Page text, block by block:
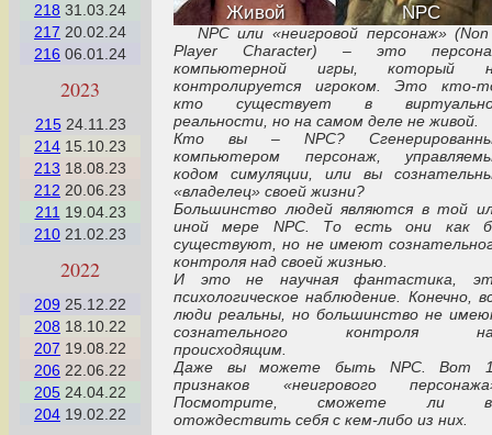
218 31.03.24
217 20.02.24
216 06.01.24
2023
21524.11.23
214 15.10.23
213 18.08.23
212 20.06.23
211 19.04.23
210 21.02.23
2022
209 25.12.22
208 18.10.22
207 19.08.22
206 22.06.22
205 24.04.22
204 19.02.22
Живой NPC
NPC или «неигровой персонаж»
Player Character) – это
компьютерной игры, который
контролируется игроком. Это кто-
кто существует в
реальности, но на самом деле не живой.
Кто вы – NPC?
компьютером персонаж,
кодом симуляции, или вы
«владелец» своей жизни?
Большинство людей являются в той
иной мере NPC. То есть они как
существуют, но не имеют
контроля над своей жизнью.
И это не научная фантастика,
психологическое наблюдение. Конечно,
люди реальны, но большинство не
сознательного контроля
происходящим.
Даже вы можете быть NPC. Вот
признаков «неигрового
Посмотрите, сможете ли
отождествить себя с кем-либо из них.